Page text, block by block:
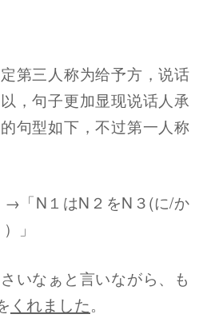
第三人称为给予方，说话
，句子更加显现说话人承
句型如下，不过第一人称
「N１はN２をN３(に/か
」
いなぁと言いながら、も
くれました。